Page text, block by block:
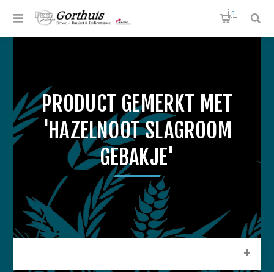
0
PRODUCT GEMERKT MET
'HAZELNOOT SLAGROOM
GEBAKJE'